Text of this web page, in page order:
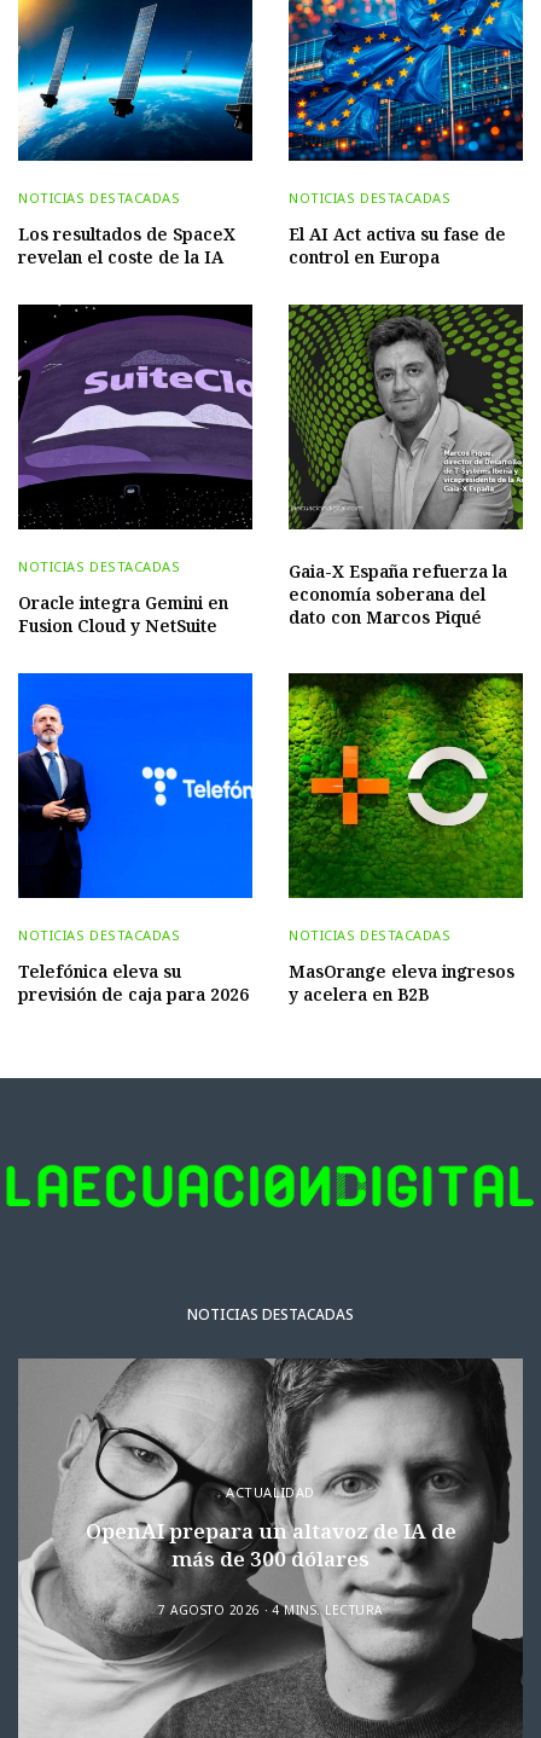
NOTICIAS DESTACADAS
Los resultados de SpaceX
revelan el coste de la IA
NOTICIAS DESTACADAS
El AI Act activa su fase de
control en Europa
NOTICIAS DESTACADAS
Oracle integra Gemini en
Fusion Cloud y NetSuite
Gaia-X España refuerza la
economía soberana del
dato con Marcos Piqué
NOTICIAS DESTACADAS
Telefónica eleva su
previsión de caja para 2026
NOTICIAS DESTACADAS
MasOrange eleva ingresos
y acelera en B2B
NOTICIAS DESTACADAS
ACTUALIDAD
OpenAI prepara un altavoz de IA de
más de 300 dólares
7 AGOSTO 2026 4 MINS. LECTURA